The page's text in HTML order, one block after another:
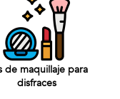
de maquillaje para
disfraces